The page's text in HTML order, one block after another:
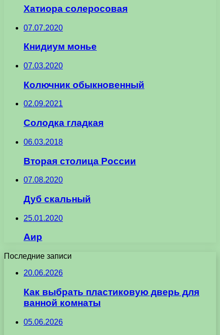
Хатиора солеросовая
07.07.2020
Книдиум монье
07.03.2020
Колючник обыкновенный
02.09.2021
Солодка гладкая
06.03.2018
Вторая столица России
07.08.2020
Дуб скальный
25.01.2020
Аир
Последние записи
20.06.2026
Как выбрать пластиковую дверь для
ванной комнаты
05.06.2026